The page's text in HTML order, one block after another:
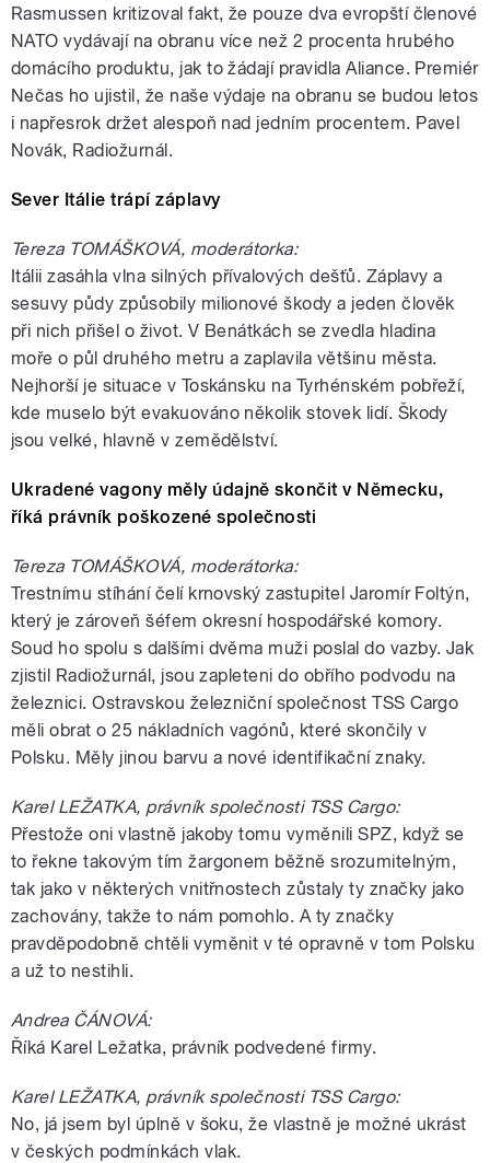
Rasmussen kritizoval fakt, že pouze dva evropští členové
NATO vydávají na obranu více než 2 procenta hrubého
domácího produktu, jak to žádají pravidla Aliance. Premiér
Nečas ho ujistil, že naše výdaje na obranu se budou letos
i napřesrok držet alespoň nad jedním procentem. Pavel
Novák, Radiožurnál.
Sever Itálie trápí záplavy
Tereza TOMÁŠKOVÁ, moderátorka:
Itálii zasáhla vlna silných přívalových dešťů. Záplavy a
sesuvy půdy způsobily milionové škody a jeden člověk
při nich přišel o život. V Benátkách se zvedla hladina
moře o půl druhého metru a zaplavila většinu města.
Nejhorší je situace v Toskánsku na Tyrhénském pobřeží,
kde muselo být evakuováno několik stovek lidí. Škody
jsou velké, hlavně v zemědělství.
Ukradené vagony měly údajně skončit v Německu,
říká právník poškozené společnosti
Tereza TOMÁŠKOVÁ, moderátorka:
Trestnímu stíhání čelí krnovský zastupitel Jaromír Foltýn,
který je zároveň šéfem okresní hospodářské komory.
Soud ho spolu s dalšími dvěma muži poslal do vazby. Jak
zjistil Radiožurnál, jsou zapleteni do obřího podvodu na
železnici. Ostravskou železniční společnost TSS Cargo
měli obrat o 25 nákladních vagónů, které skončily v
Polsku. Měly jinou barvu a nové identifikační znaky.
Karel LEŽATKA, právník společnosti TSS Cargo:
Přestože oni vlastně jakoby tomu vyměnili SPZ, když se
to řekne takovým tím žargonem běžně srozumitelným,
tak jako v některých vnitřnostech zůstaly ty značky jako
zachovány, takže to nám pomohlo. A ty značky
pravděpodobně chtěli vyměnit v té opravně v tom Polsku
a už to nestihli.
Andrea ČÁNOVÁ:
Říká Karel Ležatka, právník podvedené firmy.
Karel LEŽATKA, právník společnosti TSS Cargo:
No, já jsem byl úplně v šoku, že vlastně je možné ukrást
v českých podmínkách vlak.